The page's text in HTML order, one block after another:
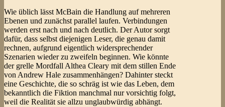
Wie üblich lässt McBain die Handlung auf mehreren
Ebenen und zunächst parallel laufen. Verbindungen
werden erst nach und nach deutlich. Der Autor sorgt
dafür, dass selbst diejenigen Leser, die genau damit
rechnen, aufgrund eigentlich widersprechender
Szenarien wieder zu zweifeln beginnen. Wie könnte
der grelle Mordfall Althea Cleary mit dem stillen Ende
von Andrew Hale zusammenhängen? Dahinter steckt
eine Geschichte, die so schräg ist wie das Leben, dem
bekanntlich die Fiktion manchmal nur vorsichtig folgt,
weil die Realität sie allzu unglaubwürdig abhängt.